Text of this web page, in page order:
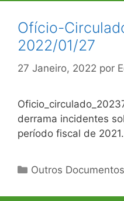
Ofício-
2022/01/27
27 Janeiro, 2022 por
derrama incidentes
período fiscal de 2021.
Categorias
Outros Documentos